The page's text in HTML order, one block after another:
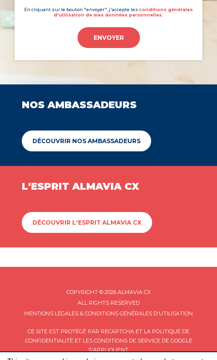
En cliquant sur le bouton "envoyer", j'accepte les conditions générales
d'utilisation de mes données personnelles.
ENVOYER
NOS AMBASSADEURS
DÉCOUVRIR NOS AMBASSADEURS
L'ESPRIT ALMAVIA CX
DÉCOUVRIR L'ESPRIT ALMAVIA CX
COPYRIGHT © 2026 ALMAVIA CX
ALL RIGHTS RESERVED
MENTIONS LÉGALES & CONDITIONS GÉNÉRALES D'UTILISATION
CE SITE EST PROTÉGÉ PAR RECAPTCHA ET LA POLITIQUE DE
CONFIDENTIALITÉET LES CONDITIONS DE SERVICEDE GOOGLE
S'APPLIQUENT.